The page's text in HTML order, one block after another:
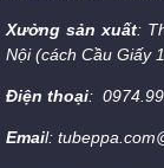
Xưởng sản xuất:
Nội (cách Cầu Giấy
Điện thoại:
Email: